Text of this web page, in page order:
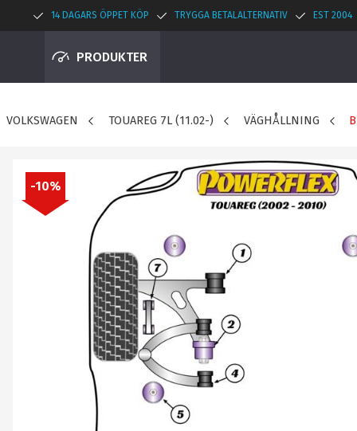
14 DAGARS ÖPPET KÖP TRYGGA BETALALTERNATIV EST 2004
PRODUKTER
VOLKSWAGEN TOUAREG 7L (11.02-) VÄGHÅLLNING
10%